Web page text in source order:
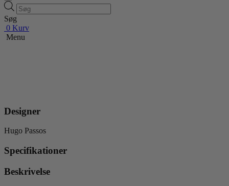
Products
search
Søg
0 Kurv
Menu
Designer
Hugo Passos
Specifikationer
Beskrivelse